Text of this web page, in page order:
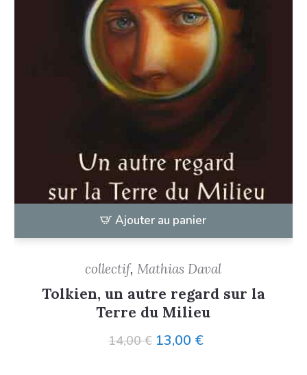
Ajouter au panier
collectif,Mathias Daval
Tolkien, un autre regard sur la
Terre du Milieu
14,00 € Le
13,00 €Le